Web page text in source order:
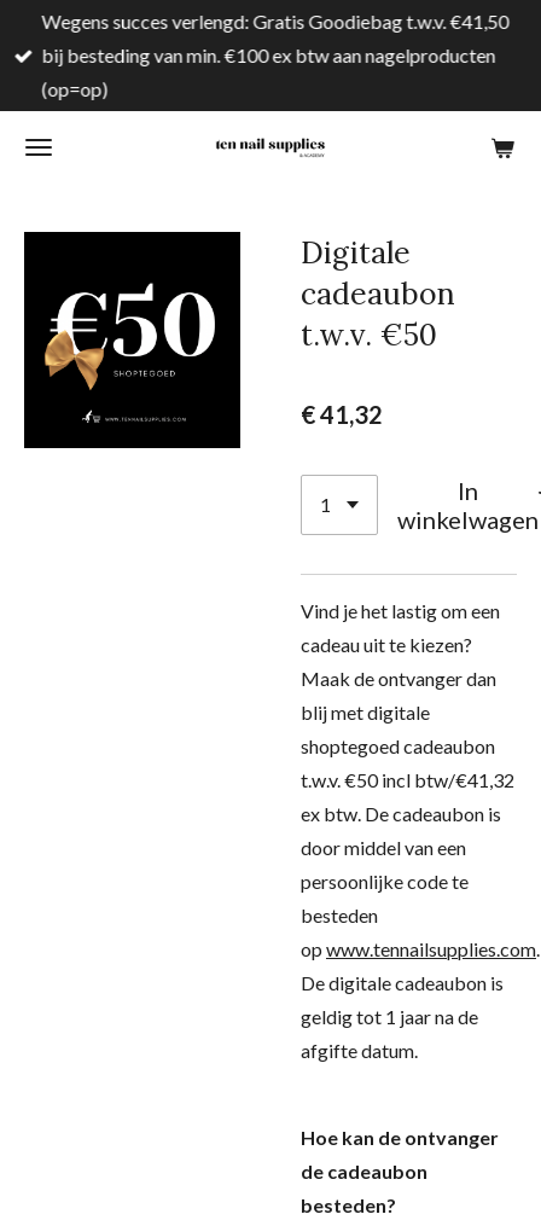
direct
naar
hoofdinhoud
Wegens succes verlengd: Gratis Goodiebag t.w.v. €41,50
bij besteding van min. €100 ex btw aan nagelproducten
(op=op)
Digitale
cadeaubon
t.w.v. €50
€ 41,32
In
winkelwagen
Vind je het lastig om een
cadeau uit te kiezen?
Maak de ontvanger dan
blij met digitale
shoptegoed cadeaubon
t.w.v. €50 incl btw/€41,32
ex btw. De cadeaubon is
door middel van een
persoonlijke code te
besteden
op www.tennailsupplies.com.
De digitale cadeaubon is
geldig tot 1 jaar na de
afgifte datum.
Hoe kan de ontvanger
de cadeaubon
besteden?